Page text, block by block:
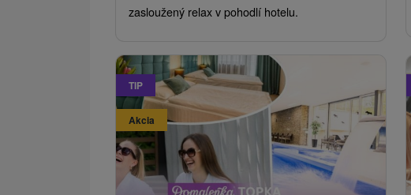
zasloužený relax v pohodlí hotelu.
TIP
Akcia